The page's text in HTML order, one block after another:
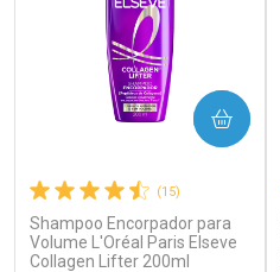
Ativar Desconto
Comprar sem Desconto
(15)
Shampoo Encorpador para
Volume L'Oréal Paris Elseve
Collagen Lifter 200ml
COMPRAR